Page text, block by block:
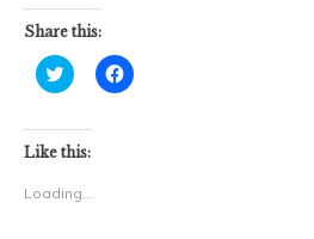
Share this:
Click
to
Twitter
(Opens
in
window)
Click
to
Like this:
Loading...